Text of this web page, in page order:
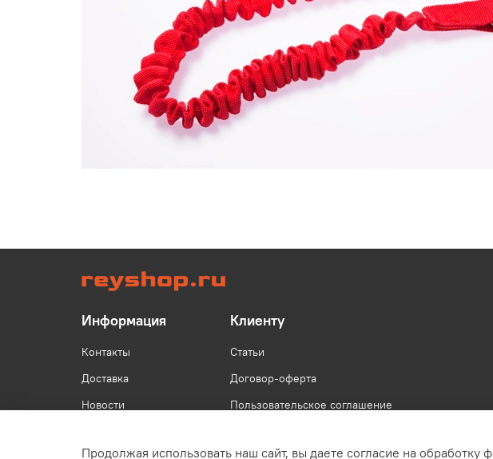
Информация
Контакты
Доставка
Новости
Клиенту
Статьи
Договор-оферта
Пользовательское соглашение
Продолжая использовать наш сайт, вы даете согласие на